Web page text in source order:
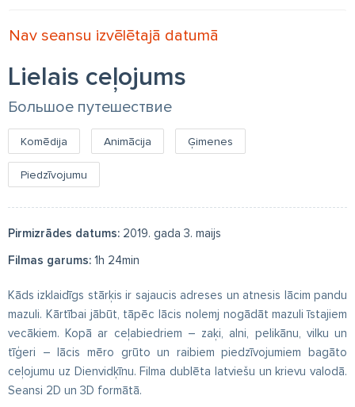
Nav seansu izvēlētajā datumā
Lielais ceļojums
Большое путешествие
Komēdija Animācija Ģimenes
Piedzīvojumu
Pirmizrādes datums: 2019. gada 3. maijs
Filmas garums: 1h 24min
Kāds izklaidīgs stārķis ir sajaucis adreses un atnesis lācim pandu
mazuli. Kārtībai jābūt, tāpēc lācis nolemj nogādāt mazuli īstajiem
vecākiem. Kopā ar ceļabiedriem – zaķi, alni, pelikānu, vilku un
tīģeri – lācis mēro grūto un raibiem piedzīvojumiem bagāto
ceļojumu uz Dienvidķīnu. Filma dublēta latviešu un krievu valodā.
Seansi 2D un 3D formātā.